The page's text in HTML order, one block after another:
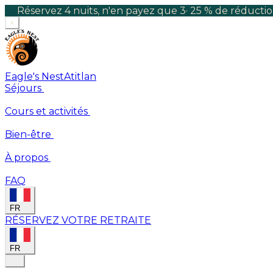
Réservez 4 nuits, n'en payez que 3· 25 % de
×
Eagle's NestAtitlan
Séjours
Cours et activités
Bien-être
À propos
FAQ
FR
RÉSERVEZ VOTRE RETRAITE
FR